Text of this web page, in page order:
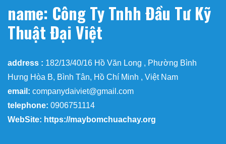
name: Công Ty Tnhh Đầu Tư Kỹ
Thuật Đại Việt
address : 182/13/40/16 Hồ Văn Long , Phường Bình
Hưng Hòa B, Bình Tân, Hồ Chí Minh , Việt Nam
email: companydaiviet@gmail.com
telephone: 0906751114
WebSite: https://maybomchuachay.org